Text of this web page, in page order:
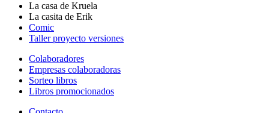
La casa de Kruela
La casita de Erik
Comic
Taller proyecto versiones
Colaboradores
Empresas colaboradoras
Sorteo libros
Libros promocionados